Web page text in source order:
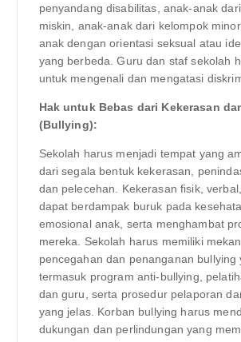
penyandang disabilitas, anak-anak
miskin, anak-anak dari kelompok
anak dengan orientasi seksual atau
yang berbeda. Guru dan staf sekolah
untuk mengenali dan mengatasi
Hak untuk Bebas dari Kekerasan
(Bullying):
Sekolah harus menjadi tempat yang
dari segala bentuk kekerasan,
dan pelecehan. Kekerasan fisik,
dapat berdampak buruk pada
emosional anak, serta menghambat
mereka. Sekolah harus memiliki
pencegahan dan penanganan bullying
termasuk program anti-bullying,
dan guru, serta prosedur pelaporan
yang jelas. Korban bullying harus
dukungan dan perlindungan yang